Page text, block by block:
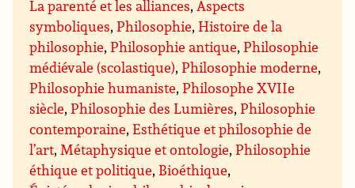
La parenté et les alliances, Aspects
symboliques,Philosophie,Histoire de la
philosophie,Philosophie antique,Philosophie
médiévale (scolastique),Philosophie moderne,
Philosophie humaniste,Philosophe XVIIe
siècle,Philosophie des Lumières,Philosophie
contemporaine,Esthétique et philosophie de
l’art, Métaphysique et ontologie,Philosophie
éthique et politique, Bioéthique,